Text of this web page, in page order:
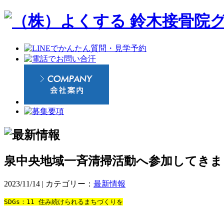
泉中央地域一斉清掃活動へ参加してき
2023/11/14 | カテゴリー： 最新情報
SDGs：11 住み続けられるまちづくりを